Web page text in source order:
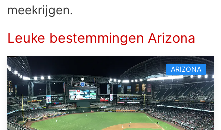
meekrijgen.
Leuke bestemmingen Arizona
ARIZONA